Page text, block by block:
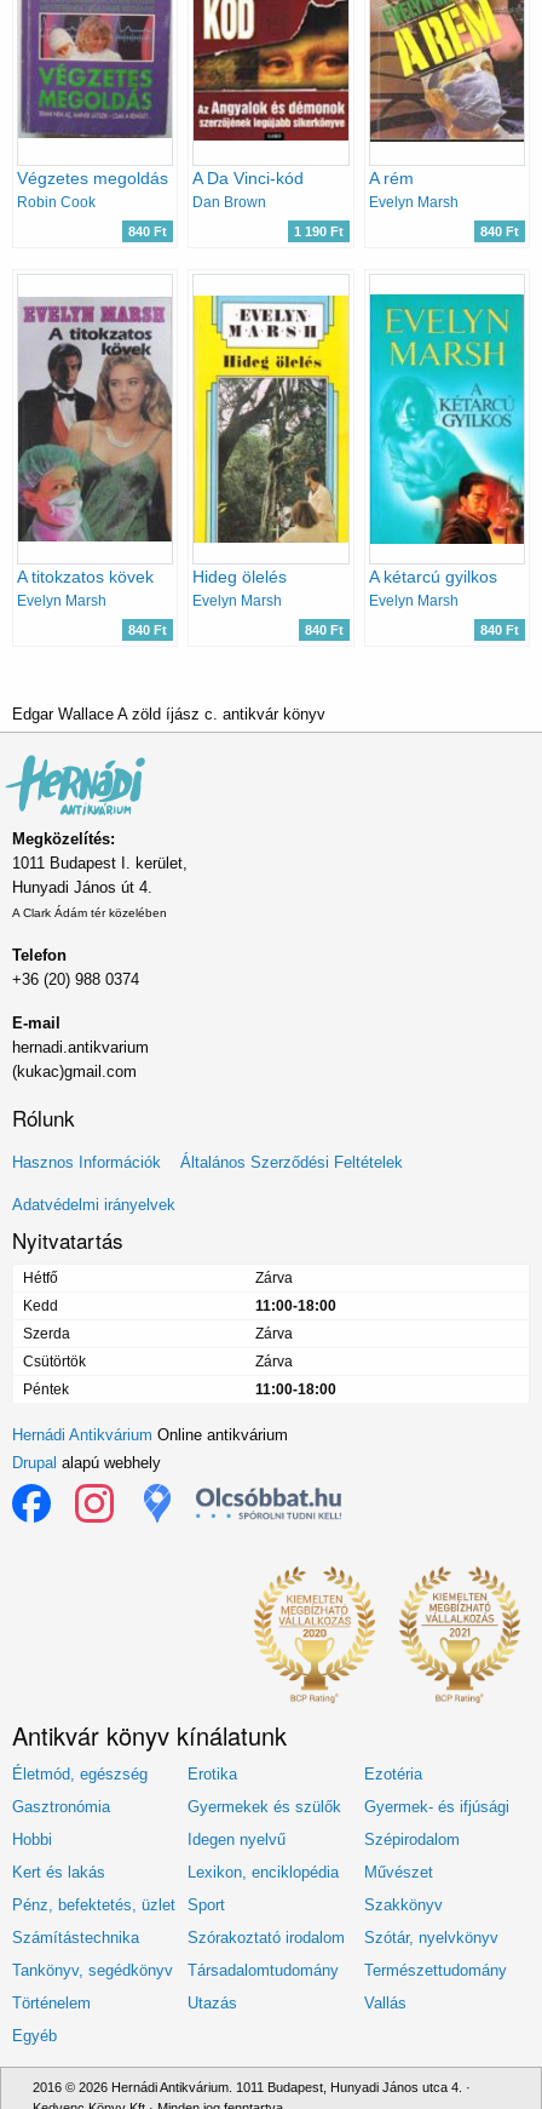
Végzetes megoldás
Robin Cook
840 Ft
A Da Vinci-kód
Dan Brown
1 190 Ft
A rém
Evelyn Marsh
840 Ft
A titokzatos kövek
Evelyn Marsh
840 Ft
Hideg ölelés
Evelyn Marsh
840 Ft
A kétarcú gyilkos
Evelyn Marsh
840 Ft
Edgar Wallace A zöld íjász c. antikvár könyv
Megközelítés:
1011 Budapest I. kerület,
Hunyadi János út 4.
A Clark Ádám tér közelében
Telefon
+36 (20) 988 0374
E-mail
hernadi.antikvarium
(kukac)gmail.com
Rólunk
Lábléc
menü
Hasznos Információk Általános Szerződési Feltételek
Adatvédelmi irányelvek
Nyitvatartás
Hétfő
Zárva
Kedd
11:00-18:00
Szerda
Zárva
Csütörtök
Zárva
Péntek
11:00-18:00
Hernádi Antikvárium Online antikvárium
Drupal alapú webhely
Antikvár könyv kínálatunk
Életmód, egészség Erotika
Ezotéria
Gasztronómia
Gyermekek és szülők
Gyermek- és ifjúsági
Hobbi
Idegen nyelvű
Szépirodalom
Kert és lakás
Lexikon, enciklopédia
Művészet
Pénz, befektetés, üzlet
Sport
Szakkönyv
Számítástechnika
Szórakoztató irodalom
Szótár, nyelvkönyv
Tankönyv, segédkönyv
Társadalomtudomány
Természettudomány
Történelem
Utazás
Vallás
Egyéb
2016 © 2026 Hernádi Antikvárium. 1011 Budapest, Hunyadi János utca 4. ·